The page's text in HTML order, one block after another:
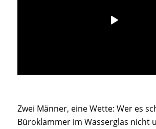
Zwei Männer, eine Wette: Wer es
Büroklammer im Wasserglas nicht